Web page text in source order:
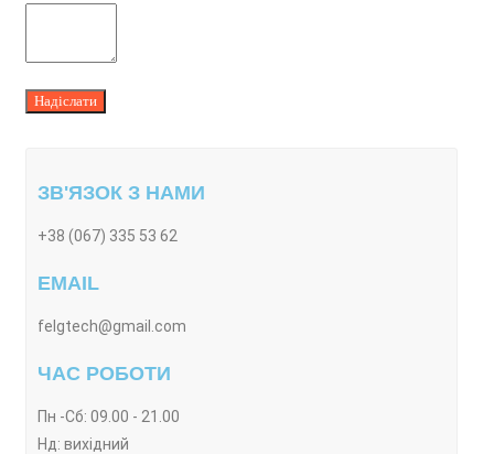
ЗВ'ЯЗОК З НАМИ
+38 (067) 335 53 62
EMAIL
felgtech@gmail.com
ЧАС РОБОТИ
Пн -Сб: 09.00 - 21.00
Нд: вихідний